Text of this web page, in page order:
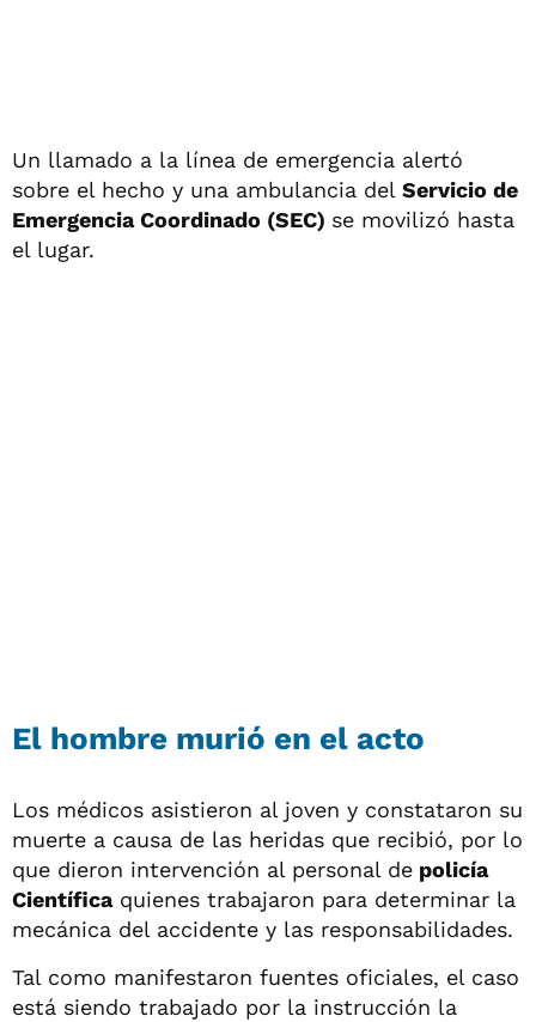
Un llamado a la línea de emergencia alertó
sobre el hecho y una ambulancia del Servicio de
Emergencia Coordinado (SEC) se movilizó hasta
el lugar.
El hombre murió en el acto
Los médicos asistieron al joven y constataron su
muerte a causa de las heridas que recibió, por lo
que dieron intervención al personal de policía
Científicaquienes trabajaron para determinar la
mecánica del accidente y las responsabilidades.
Tal como manifestaron fuentes oficiales, el caso
está siendo trabajado por la instrucción la